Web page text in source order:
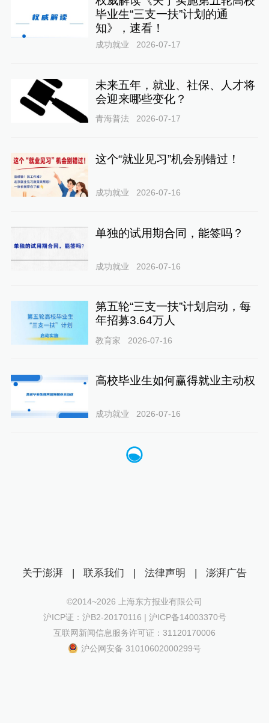
毕业生“三支一扶”计划的通
知》，速看！
成功就业 2026-07-17
未来五年，就业、社保、人才将
会迎来哪些变化？
青海普法 2026-07-17
这个“就业见习”机会别错过！
成功就业 2026-07-16
单独的试用期合同，能签吗？
成功就业 2026-07-16
第五轮“三支一扶”计划启动，每
年招募3.64万人
教育家 2026-07-16
高校毕业生如何赢得就业主动权
成功就业 2026-07-16
关于澎湃 | 联系我们 | 法律声明 | 澎湃广告
©2014~2026 上海东方报业有限公司
沪ICP证：沪B2-20170116 | 沪ICP备14003370号
互联网新闻信息服务许可证：31120170006
沪公网安备 31010602000299号